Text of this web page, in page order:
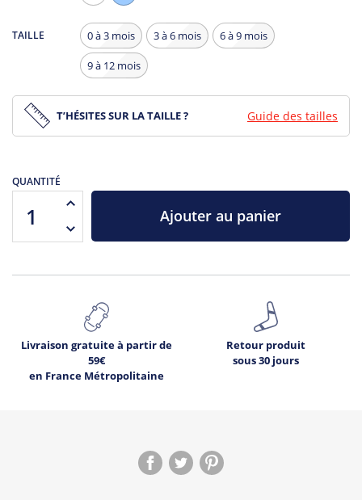
Clair
TAILLE 0 à 3 mois 3 à 6 mois 6 à 9 mois
9 à 12 mois
T’HÉSITES SUR LA TAILLE ? Guide des tailles
QUANTITÉ
Ajouter au panier
Livraison gratuite à partir de
59€
en France Métropolitaine
Retour produit
sous 30 jours